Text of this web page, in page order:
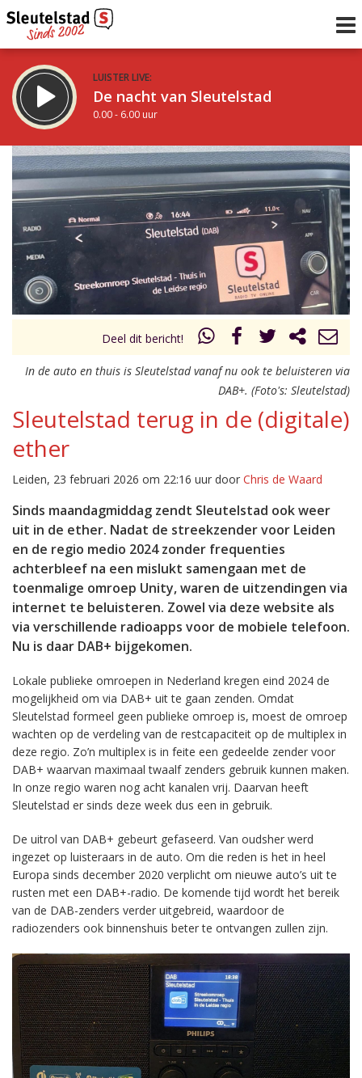
LUISTER LIVE:
De nacht van Sleutelstad
0.00 - 6.00 uur
STRAKS:
De ochtend van Sleutelstad
6.00 - 12.00 uur
Vorig uur
uur 1 van 0 Volgend uur
Deel dit bericht!
In de auto en thuis is Sleutelstad vanaf nu ook te beluisteren via
DAB+. (Foto's: Sleutelstad)
Sleutelstad terug in de (digitale)
ether
Leiden, 23 februari 2026 om 22:16 uur door Chris de Waard
Sinds maandagmiddag zendt Sleutelstad ook weer
uit in de ether. Nadat de streekzender voor Leiden
en de regio medio 2024 zonder frequenties
achterbleef na een mislukt samengaan met de
toenmalige omroep Unity, waren de uitzendingen via
internet te beluisteren. Zowel via deze website als
via verschillende radioapps voor de mobiele telefoon.
Nu is daar DAB+ bijgekomen.
Lokale publieke omroepen in Nederland kregen eind 2024 de
mogelijkheid om via DAB+ uit te gaan zenden. Omdat
Sleutelstad formeel geen publieke omroep is, moest de omroep
wachten op de verdeling van de restcapaciteit op de multiplex in
deze regio. Zo’n multiplex is in feite een gedeelde zender voor
DAB+ waarvan maximaal twaalf zenders gebruik kunnen maken.
In onze regio waren nog acht kanalen vrij. Daarvan heeft
Sleutelstad er sinds deze week dus een in gebruik.
De uitrol van DAB+ gebeurt gefaseerd. Van oudsher werd
ingezet op luisteraars in de auto. Om die reden is het in heel
Europa sinds december 2020 verplicht om nieuwe auto’s uit te
rusten met een DAB+-radio. De komende tijd wordt het bereik
van de DAB-zenders verder uitgebreid, waardoor de
radiozenders ook binnenshuis beter te ontvangen zullen zijn.